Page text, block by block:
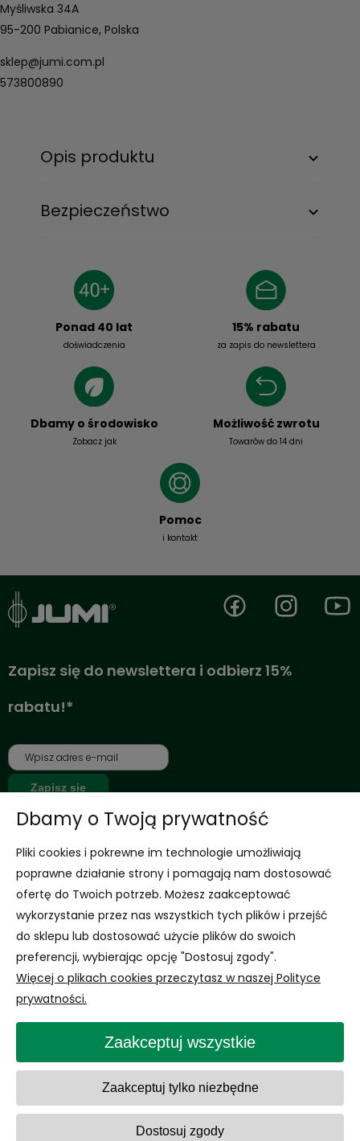
Myśliwska 34A
95-200 Pabianice, Polska
sklep@jumi.com.pl
573800890
Opis produktu
Bezpieczeństwo
Ponad 40 lat
doświadczenia
15% rabatu
za zapis do newslettera
Dbamy o środowisko
Zobacz jak
Możliwość zwrotu
Towarów do 14 dni
Pomoc
i kontakt
Zapisz się do newslettera i odbierz 15%
rabatu!*
Zapisz się
*Jednorazowy rabat dla nowo zarejestrowanych klientów na nieprzecenione
produkty
Wyrażam zgodę na otrzymywanie newslettera z inspiracjami,
Rozwiń
Informacje
Obsługa Klienta
Dbamy o Twoją prywatność
Pliki cookies i pokrewne im technologie umożliwiają
poprawne działanie strony i pomagają nam dostosować
ofertę do Twoich potrzeb. Możesz zaakceptować
wykorzystanie przez nas wszystkich tych plików i przejść
do sklepu lub dostosować użycie plików do swoich
preferencji, wybierając opcję "Dostosuj zgody".
Więcej o plikach cookies przeczytasz w naszej Polityce
prywatności.
Zaakceptuj wszystkie
Zaakceptuj tylko niezbędne
Dostosuj zgody